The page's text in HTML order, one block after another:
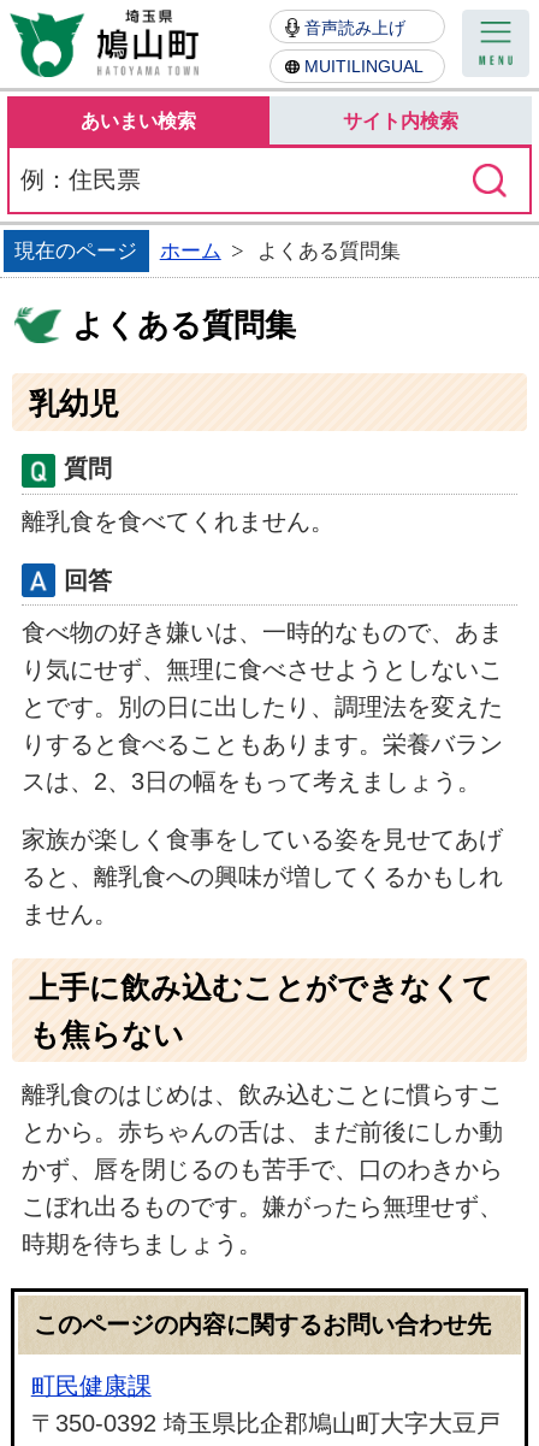
鳩山町
音声読み上げ
MUITILINGUAL
あいまい検索 サイト内検索
現在のページ ホーム よくある質問集
よくある質問集
乳幼児
質問
離乳食を食べてくれません。
回答
食べ物の好き嫌いは、一時的なもので、あま
り気にせず、無理に食べさせようとしないこ
とです。別の日に出したり、調理法を変えた
りすると食べることもあります。栄養バラン
スは、2、3日の幅をもって考えましょう。
家族が楽しく食事をしている姿を見せてあげ
ると、離乳食への興味が増してくるかもしれ
ません。
上手に飲み込むことができなくて
も焦らない
離乳食のはじめは、飲み込むことに慣らすこ
とから。赤ちゃんの舌は、まだ前後にしか動
かず、唇を閉じるのも苦手で、口のわきから
こぼれ出るものです。嫌がったら無理せず、
時期を待ちましょう。
このページの内容に関するお問い合わせ先
町民健康課
〒350-0392 埼玉県比企郡鳩山町大字大豆戸